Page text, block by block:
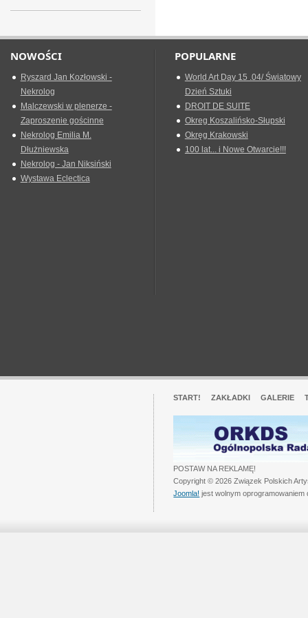
NOWOŚCI
Ryszard Jan Kozłowski -
Nekrolog
Malczewski w plenerze -
Zaproszenie gościnne
Nekrolog Emilia M.
Dłużniewska
Nekrolog - Jan Niksiński
Wystawa Eclectica
POPULARNE
World Art Day 15 .04/ Światowy
Dzień Sztuki
DROIT DE SUITE
Okreg Koszalińsko-Słupski
Okręg Krakowski
100 lat... i Nowe Otwarcie!!!
START! ZAKŁADKI GALERIE
POSTAW NA REKLAMĘ!
Copyright © 2026 Związek Polskich
Joomla! jest wolnym